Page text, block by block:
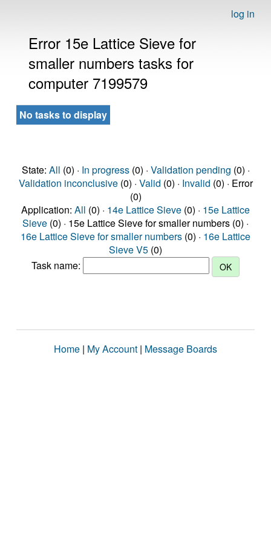
log in
Error 15e Lattice Sieve for
smaller numbers tasks for
computer 7199579
No tasks to display
State: All (0) · In progress(0) · Validation pending (0) ·
Validation inconclusive(0) · Valid (0) · Invalid (0) · Error
(0)
Application: All (0) · 14e Lattice Sieve (0) · 15e Lattice
Sieve (0) · 15e Lattice Sieve for smaller numbers (0) ·
16e Lattice Sieve for smaller numbers (0) · 16e Lattice
Sieve V5 (0)
Task name:
Home | My Account | Message Boards